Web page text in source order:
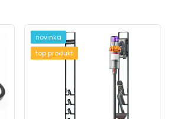
novinka
top produkt